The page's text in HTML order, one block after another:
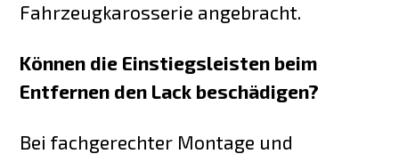
Fahrzeugkarosserie angebracht.
Können die Einstiegsleisten beim
Entfernen den Lack beschädigen?
Bei fachgerechter Montage und